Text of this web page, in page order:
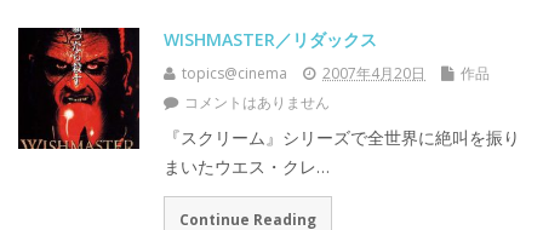
WISHMASTER／リダックス
topics@cinema 2007年4月20日
作品
コメントはありません
『スクリーム』シリーズで全世界に絶叫を振り
まいたウエス・クレ…
Continue Reading